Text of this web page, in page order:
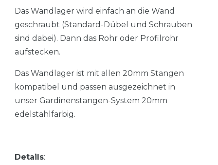
Das Wandlager wird einfach an die Wand
geschraubt (Standard-Dübel und Schrauben
sind dabei). Dann das Rohr oder Profilrohr
aufstecken.
Das Wandlager ist mit allen 20mm Stangen
kompatibel und passen ausgezeichnet in
unser Gardinenstangen-System 20mm
edelstahlfarbig.
Details: